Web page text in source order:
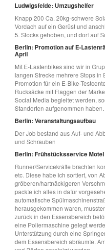
Ludwigsfelde: Umzugshelfer
Knapp 200 Ca. 20kg-schwere
Vordach auf ein Gerüst und
5. Stocks gehoben, und dort auf
Berlin: Promotion auf E-
April
Mit E-Lastenbikes sind wir in
langen Strecke mehrere Stops in
Promotion für ein E-Bike-
Rucksäcke mit Flaggen der
Social Media begleitet werden,
Standorten aufgenommen haben.
Berlin: Veranstaltungsaufbau
Der Job bestand aus Auf- und
und Schrauben
Berlin: Frühstücksservice
Runner/Servicekräfte brachten
etc. Diese habe ich sortiert, von
gröberen/hartnäckigeren
packte ich alles in dafür
automatische
herausgekommen waren,
zurück in den Essensbereich
eine Poliermaschine gelegt
Unterstützung durch eine
dem Essensbereich abräumte.